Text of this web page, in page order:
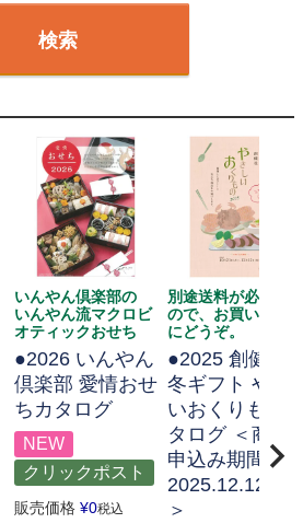
検索
いんやん倶楽部の
いんやん流マクロビ
オティックおせち
●2026 いんやん
倶楽部 愛情おせ
ちカタログ
NEW
クリックポスト
販売価格 ¥0税込
別途送料が必要で
ので、お買い物の
にどうぞ。
●2025 創健社
冬ギフト やさ
いおくりもの
タログ ＜商品
申込み期間：
2025.12.12ま
＞